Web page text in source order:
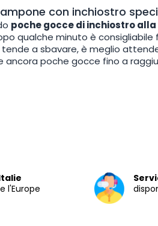
con inchiostro
poche gocce di inchiostro
qualche minuto è consigliabile
a sbavare, è meglio
poche gocce fino a
l'Europe